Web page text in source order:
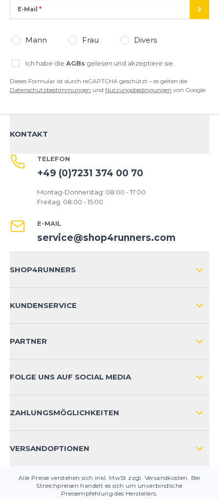
E-Mail
Mann Frau Divers
Ich habe die AGBs gelesen und akzeptiere sie.
Dieses Formular ist durch reCAPTCHA geschützt – es gelten die
Datenschutzbestimmungen und Nutzungsbedingungen von Google.
KONTAKT
TELEFON
+49 (0)7231 374 00 70
Montag-Donnerstag: 08:00 - 17:00
Freitag: 08:00 - 15:00
E-MAIL
service@shop4runners.com
SHOP4RUNNERS
KUNDENSERVICE
KONTAKT
PRODUKTSICHERHEIT
PARTNER
FOLGE UNS AUF SOCIAL MEDIA
ZAHLUNGSMÖGLICHKEITEN
VERSANDOPTIONEN
Alle Preise verstehen sich inkl. MwSt zzgl. Versandkosten. Bei
Streichpreisen handelt es sich um unverbindliche
Preisempfehlung des Herstellers.